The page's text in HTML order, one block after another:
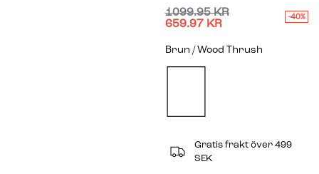
1099.95 KR
659.97 KR
-40%
Brun / Wood Thrush
Gratis frakt över 499
SEK